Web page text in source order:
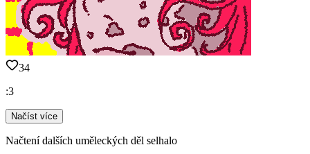
34
:3
Načíst více
Načtení dalších uměleckých děl selhalo